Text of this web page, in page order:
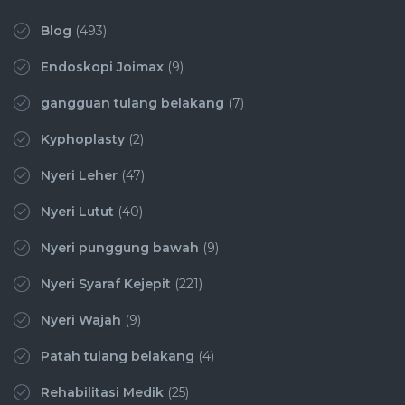
Blog (493)
Endoskopi Joimax (9)
gangguan tulang belakang (7)
Kyphoplasty (2)
Nyeri Leher (47)
Nyeri Lutut (40)
Nyeri punggung bawah (9)
Nyeri Syaraf Kejepit (221)
Nyeri Wajah (9)
Patah tulang belakang (4)
Rehabilitasi Medik (25)